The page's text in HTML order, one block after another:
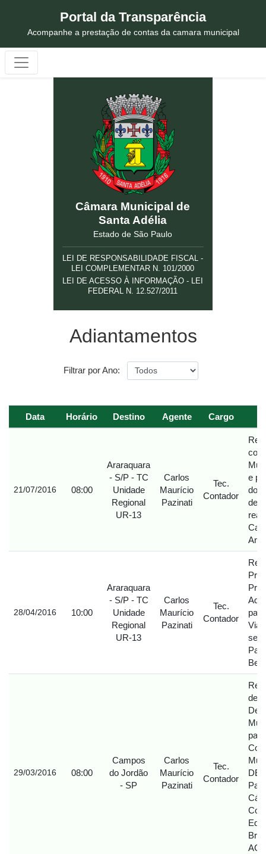
Portal da Transparência
Acompanhe a prestação de contas da camara municipal
Câmara Municipal de
Santa Adélia
Estado de São Paulo
LEI DE RESPONSABILIDADE FISCAL -
LEI COMPLEMENTAR N. 101/2000
LEI DE ACESSO À INFORMAÇÃO - LEI
FEDERAL N. 12.527/2011
Adiantamentos
Filtrar por Ano:
Data Horário Destino Agente Cargo
21/07/2016 08:00
Araraquara
- S/P - TC
Unidade
Regional
UR-13
Carlos
Maurício
Pazinati
Tec.
Contador
e
do
de
28/04/2016 10:00
Araraquara
- S/P - TC
Unidade
Regional
UR-13
Carlos
Maurício
Pazinati
Tec.
Contador
29/03/2016 08:00
Campos
do Jordão
- SP
Carlos
Maurício
Pazinati
Tec.
Contador
DE